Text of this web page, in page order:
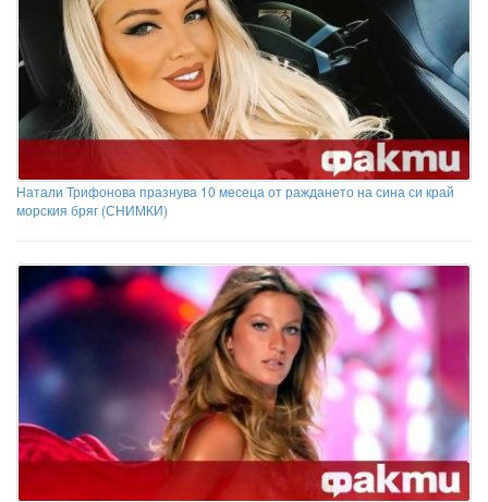
Натали Трифонова празнува 10 месеца от раждането на сина си край
морския бряг (СНИМКИ)